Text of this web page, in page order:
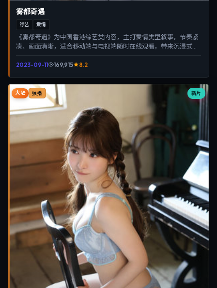
雾都奇遇
综艺 爱情
《雾都奇遇》为中国香港综艺类内容，主打爱情类型叙事，节奏紧
凑、画面清晰，适合移动端与电视端随时在线观看，带来沉浸式视
2023-09-11 169,915 8.2
新片
大陆 独播